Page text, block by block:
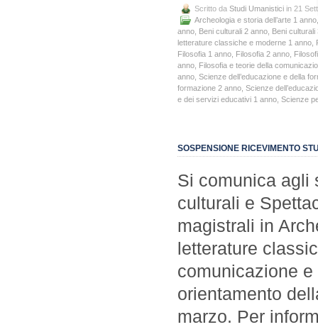
Scritto da Studi Umanistici in 21
Archeologia e storia dell’arte 1 anno
anno Beni culturali 2 anno Beni culturali
letterature classiche e moderne 1 anno
Filosofia 1 anno Filosofia 2 anno
anno Filosofia e teorie della
anno Scienze dell’educazione e della
formazione 2 anno Scienze
e dei servizi educativi 1 anno Scienze
SOSPENSIONE RICEVIMENTO
Si comunica agli
culturali e
magistrali in
letterature
comunicazione
orientamento
marzo. Per